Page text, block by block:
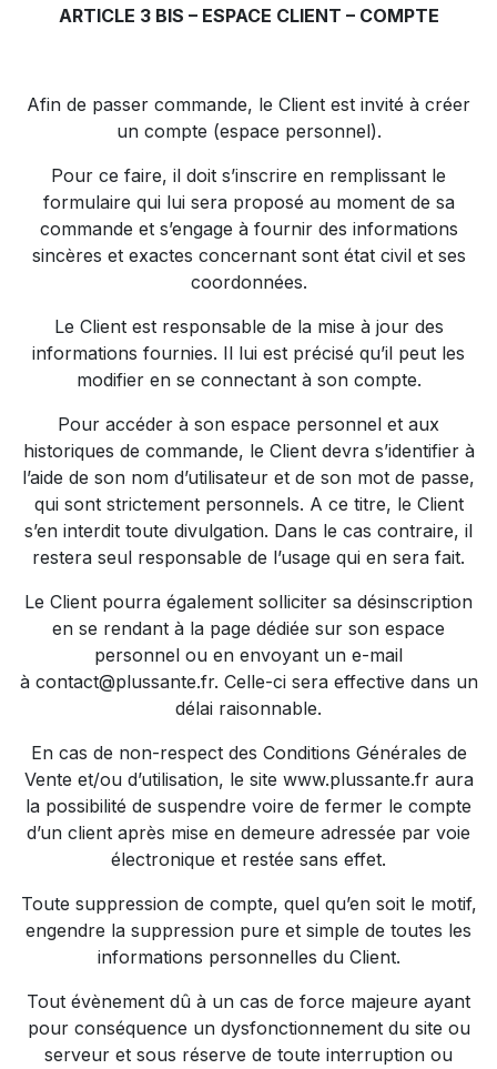
ARTICLE 3 BIS – ESPACE CLIENT – COMPTE
Afin de passer commande, le Client est invité à créer
un compte (espace personnel).
Pour ce faire, il doit s’inscrire en remplissant le
formulaire qui lui sera proposé au moment de sa
commande et s’engage à fournir des informations
sincères et exactes concernant sont état civil et ses
coordonnées.
Le Client est responsable de la mise à jour des
informations fournies. Il lui est précisé qu’il peut les
modifier en se connectant à son compte.
Pour accéder à son espace personnel et aux
historiques de commande, le Client devra s’identifier à
l’aide de son nom d’utilisateur et de son mot de passe,
qui sont strictement personnels. A ce titre, le Client
s’en interdit toute divulgation. Dans le cas contraire, il
restera seul responsable de l’usage qui en sera fait.
Le Client pourra également solliciter sa désinscription
en se rendant à la page dédiée sur son espace
personnel ou en envoyant un e-mail
à contact@plussante.fr. Celle-ci sera effective dans un
délai raisonnable.
En cas de non-respect des Conditions Générales de
Vente et/ou d’utilisation, le site www.plussante.fraura
la possibilité de suspendre voire de fermer le compte
d’un client après mise en demeure adressée par voie
électronique et restée sans effet.
Toute suppression de compte, quel qu’en soit le motif,
engendre la suppression pure et simple de toutes les
informations personnelles du Client.
Tout évènement dû à un cas de force majeure ayant
pour conséquence un dysfonctionnement du site ou
serveur et sous réserve de toute interruption ou